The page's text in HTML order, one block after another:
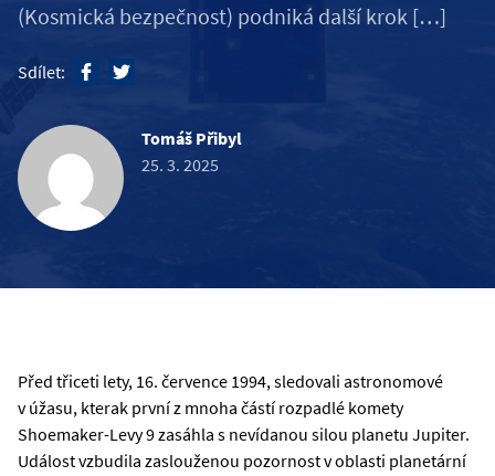
(Kosmická bezpečnost) podniká další krok […]
Sdílet:
Tomáš Přibyl
25. 3. 2025
Před třiceti lety, 16. července 1994, sledovali astronomové
v úžasu, kterak první z mnoha částí rozpadlé komety
Shoemaker-Levy 9 zasáhla s nevídanou silou planetu Jupiter.
Událost vzbudila zaslouženou pozornost v oblasti planetární